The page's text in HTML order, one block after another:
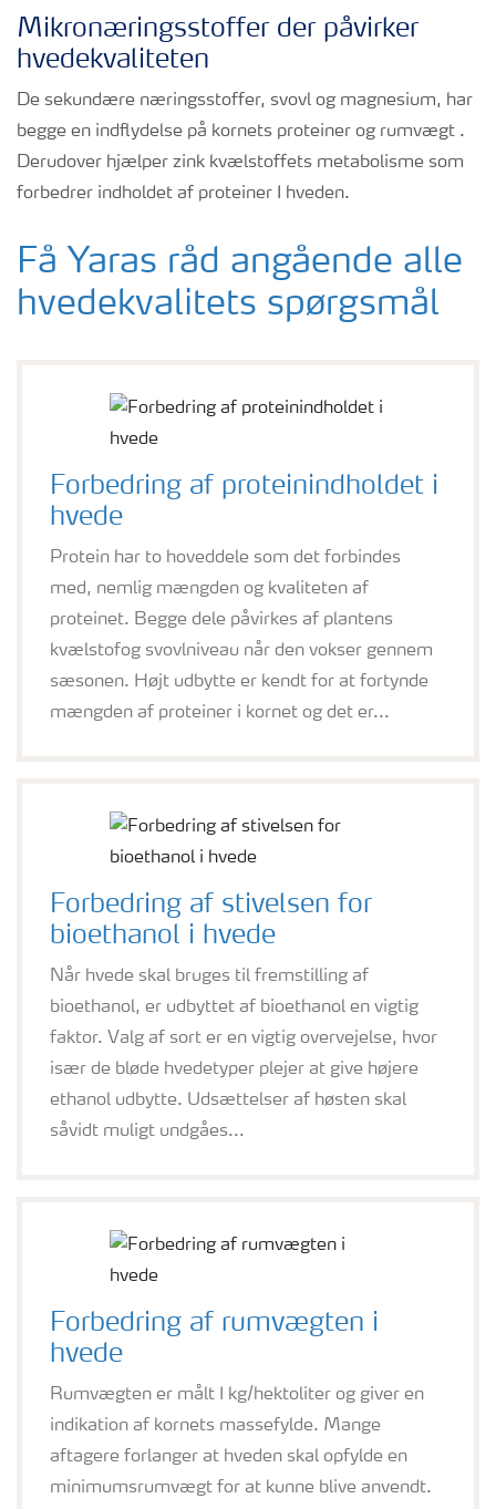
Mikronæringsstoffer der påvirker
hvedekvaliteten
De sekundære næringsstoffer, svovl og magnesium, har
begge en indflydelse på kornets proteiner og rumvægt .
Derudover hjælper zink kvælstoffets metabolisme som
forbedrer indholdet af proteiner I hveden.
Få Yaras råd angående alle
hvedekvalitets spørgsmål
Forbedring af proteinindholdet i
hvede
Protein har to hoveddele som det forbindes
med, nemlig mængden og kvaliteten af
proteinet. Begge dele påvirkes af plantens
kvælstofog svovlniveau når den vokser gennem
sæsonen. Højt udbytte er kendt for at fortynde
mængden af proteiner i kornet og det er...
Forbedring af stivelsen for
bioethanol i hvede
Når hvede skal bruges til fremstilling af
bioethanol, er udbyttet af bioethanol en vigtig
faktor. Valg af sort er en vigtig overvejelse, hvor
især de bløde hvedetyper plejer at give højere
ethanol udbytte. Udsættelser af høsten skal
såvidt muligt undgåes...
Forbedring af rumvægten i
hvede
Rumvægten er målt I kg/hektoliter og giver en
indikation af kornets massefylde. Mange
aftagere forlanger at hveden skal opfylde en
minimumsrumvægt for at kunne blive anvendt.